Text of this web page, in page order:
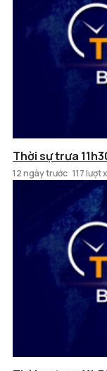
Thời sự trưa
12 ngày trước 117 lượt